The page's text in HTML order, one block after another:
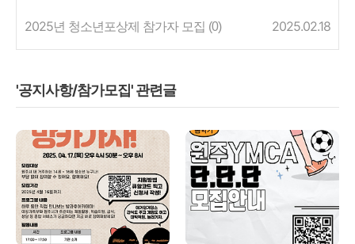
2025년 청소년포상제 참가자 모집 (0) 2025.02.18
'공지사항/참가모집' 관련글